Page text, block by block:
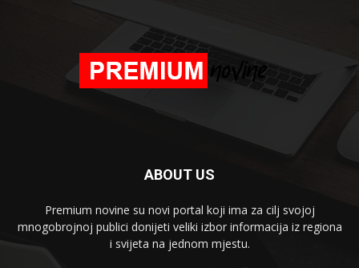
ABOUT US
Premium novine su novi portal koji ima za cilj svojoj
mnogobrojnoj publici donijeti veliki izbor informacija iz regiona
i svijeta na jednom mjestu.